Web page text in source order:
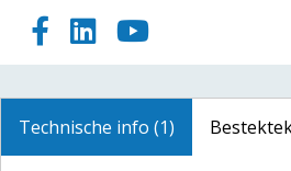
Technische info (1)